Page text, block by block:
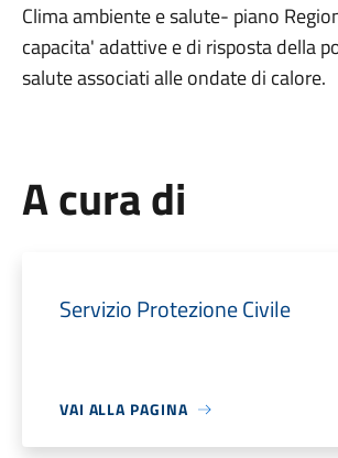
Clima ambiente e salute- piano
capacita' adattive e di risposta della
salute associati alle ondate di calore.
A cura di
Servizio Protezione Civile
VAI ALLA PAGINA